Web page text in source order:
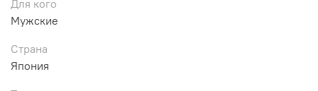
Для кого
Мужские
Страна
Япония